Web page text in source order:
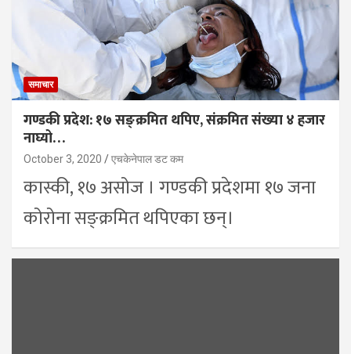
समाचार
गण्डकी प्रदेश: १७ सङ्क्रमित थपिए, संक्रमित संख्या ४ हजार
नाघ्यो…
October 3, 2020 एचकेनेपाल डट कम
कास्की, १७ असोज । गण्डकी प्रदेशमा १७ जना
कोरोना सङ्क्रमित थपिएका छन्।